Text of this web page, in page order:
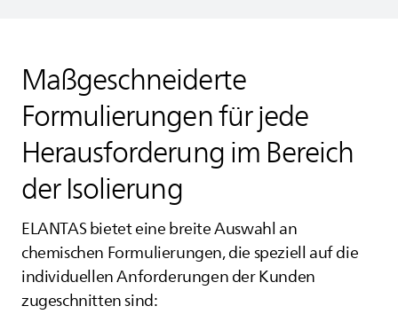
Maßgeschneiderte
Formulierungen für jede
Herausforderung im Bereich
der Isolierung
ELANTASbietet eine breite Auswahl an
chemischen Formulierungen, die speziell auf die
individuellen Anforderungen der Kunden
zugeschnitten sind: